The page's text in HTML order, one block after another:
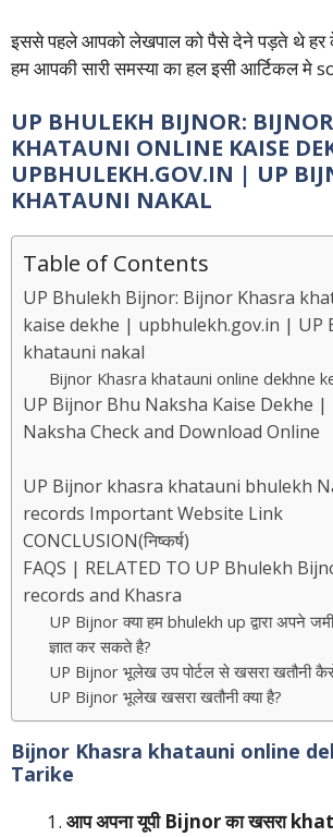
इससे पहले आपको लेखपाल को पैसे देने पड़ते थे
हम आपकी सारी समस्या का हल इसी आर्टिकल मे
UP BHULEKH BIJNOR:
KHATAUNI ONLINE KAISE
UPBHULEKH.GOV.IN | UP
KHATAUNI NAKAL
Table of Contents
UP Bhulekh Bijnor: Bijnor Khasra
kaise dekhe | upbhulekh.gov.in | UP
khatauni nakal
Bijnor Khasra khatauni online dekhne
UP Bijnor Bhu Naksha Kaise Dekhe
Naksha Check and Download Online
UP Bijnor khasra khatauni bhulekh
records Important Website Link
CONCLUSION(निष्कर्ष)
FAQS | RELATED TO UP Bhulekh
records and Khasra
UP Bijnor क्या हम bhulekh up द्वारा अपने
ज्ञात कर सकते है?
UP Bijnor भूलेख उप पोर्टल से खसरा खतौनी
UP Bijnor भूलेख खसरा खतौनी क्या है?
Bijnor Khasra khatauni online
Tarike
आप अपना यूपी Bijnor का खसरा